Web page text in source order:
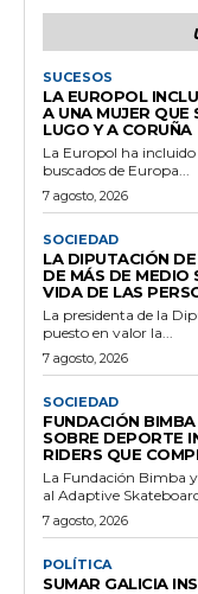
SUCESOS
LA EUROPOL
A UNA MUJER QUE
LUGO Y A CORUÑA
La Europol ha incluido
buscados de Europa...
7 agosto, 2026
SOCIEDAD
LA DIPUTACIÓN
DE MÁS DE MEDIO
VIDA DE LAS
La presidenta de la
puesto en valor la...
7 agosto, 2026
SOCIEDAD
FUNDACIÓN
SOBRE DEPORTE
RIDERS QUE
La Fundación Bimba
al Adaptive
7 agosto, 2026
POLÍTICA
SUMAR GALICIA